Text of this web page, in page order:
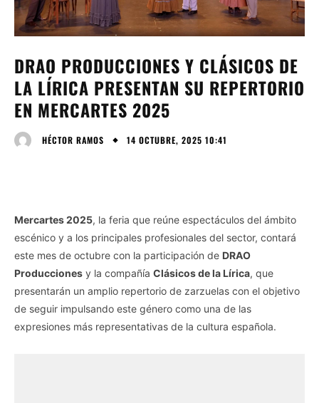
DRAO PRODUCCIONES Y CLÁSICOS DE
LA LÍRICA PRESENTAN SU REPERTORIO
EN MERCARTES 2025
HÉCTOR RAMOS 14 OCTUBRE, 2025 10:41
Mercartes 2025, la feria que reúne espectáculos del ámbito
escénico y a los principales profesionales del sector, contará
este mes de octubre con la participación de DRAO
Producciones y la compañía Clásicos de la Lírica, que
presentarán un amplio repertorio de zarzuelas con el objetivo
de seguir impulsando este género como una de las
expresiones más representativas de la cultura española.